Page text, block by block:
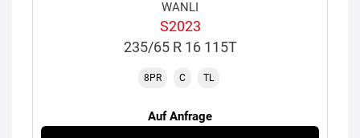
WANLI
S2023
235/65 R 16 115T
8PR C TL
Auf Anfrage